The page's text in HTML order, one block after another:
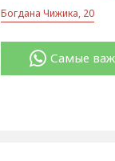
Богдана Чижика, 20
Самые